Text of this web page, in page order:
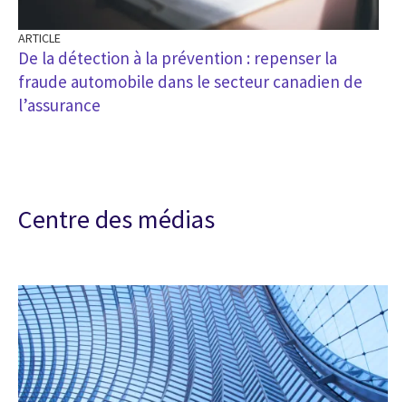
ARTICLE
De la détection à la prévention : repenser la
fraude automobile dans le secteur canadien de
l’assurance
Centre des médias